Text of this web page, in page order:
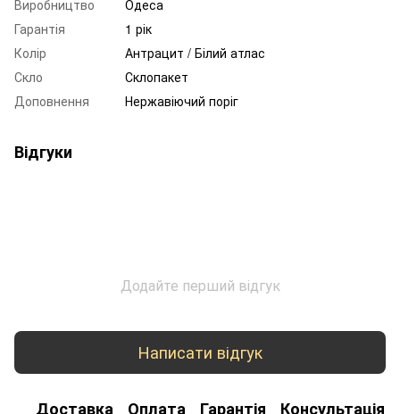
Виробництво
Одеса
Гарантія
1 рік
Колір
Антрацит / Білий атлас
Скло
Склопакет
Доповнення
Нержавіючий поріг
Відгуки
Додайте перший відгук
Написати відгук
Доставка Оплата Гарантія Консультація